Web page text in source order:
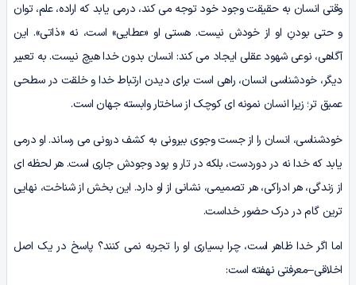
وقتی انسان به حقیقت وجود خود توجه می کند، درمی یابد که اراده، علم، توان
و حتی بودنِ او از خودش نیست. هستی او «عطایی» است، نه «ذاتی». این
آگاهی، نوعی شهود عقلی ایجاد می کند: انسان بدون خدا هیچ نیست. به تعبیر
دیگر، خودشناسی انسان، راهی است برای دیدن ارتباط خدا و خلقت در سطحی
عمیق تر؛ زیرا انسان نمونه ای کوچک از ساختار وابسته جهان است.
خودشناسی، انسان را از جست وجوی بیرونی به کشف درونی می رساند. او درمی
یابد که خدا نه در دوردست، بلکه در تار و پود وجودش جاری است. هر لحظه ای
از زندگی، هر ادراکی، هر تصمیمی، نشانی از او دارد. این بخش از شناخت، نهایی
ترین گام در درک حضور خداست.
اما اگر خدا ظاهر است، چرا بسیاری او را تجربه نمی کنند؟ پاسخ در یک اصل
اخلاقی–معرفتی نهفته است: